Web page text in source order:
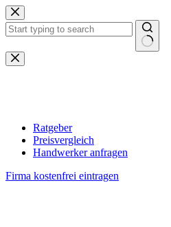
Zum
Inhalt
springen
Keine
Ergebnisse
Ratgeber
Preisvergleich
Handwerker anfragen
Firma kostenfrei eintragen